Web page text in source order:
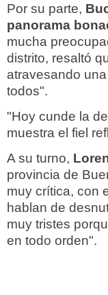
Por su parte,
panorama
mucha
distrito, resaltó
atravesando
todos".
"Hoy cunde la
muestra el fiel
A su turno,
provincia de
muy crítica, con
hablan de
muy tristes
en todo orden".